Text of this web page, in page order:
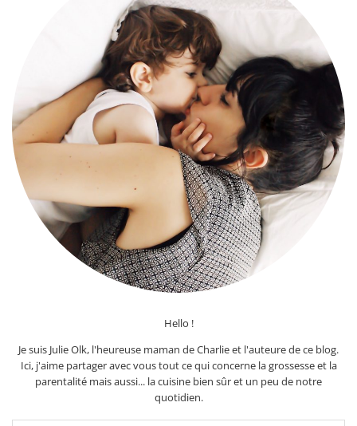
Hello !
Je suis Julie Olk, l'heureuse maman de Charlie et l'auteure de ce blog.
Ici, j'aime partager avec vous tout ce qui concerne la grossesse et la
parentalité mais aussi... la cuisine bien sûr et un peu de notre
quotidien.